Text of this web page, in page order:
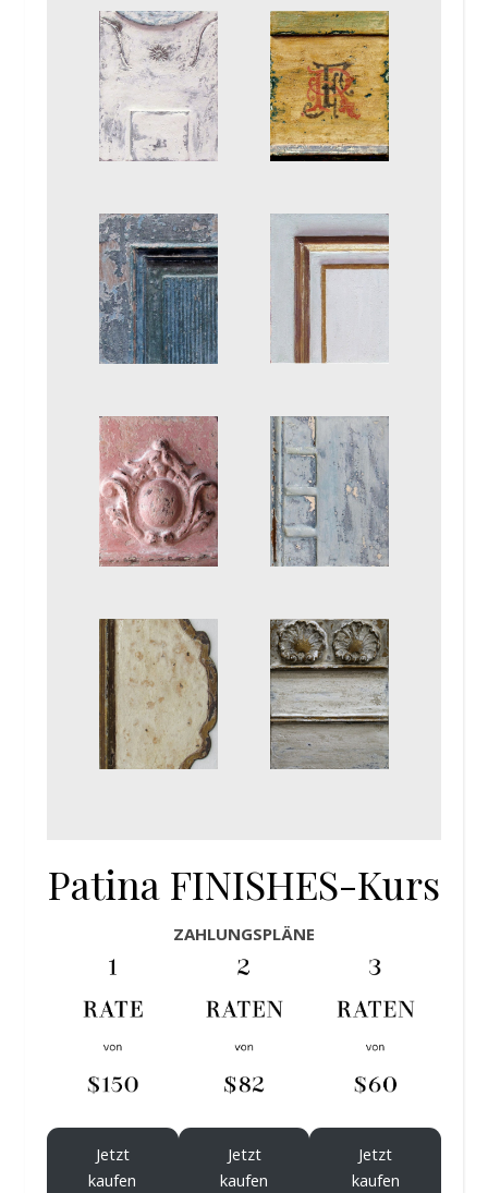
Patina FINISHES-Kurs
ZAHLUNGSPLÄNE
Jetzt
kaufen
Jetzt
kaufen
Jetzt
kaufen